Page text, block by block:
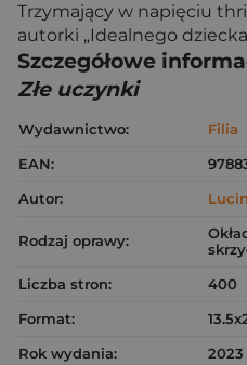
Trzymający w napięciu
autorki „Idealnego
Szczegółowe
Złe uczynki
Wydawnictwo:
Filia
EAN:
Autor:
Rodzaj oprawy:
Liczba stron:
400
Format:
Rok wydania:
2023